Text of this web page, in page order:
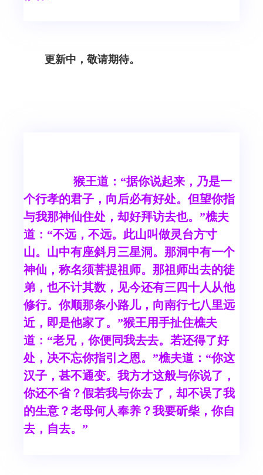
更新中，敬请期待。
猴王道：“据你说起来，乃是一
个行孝的君子，向后必有好处。但望你指
与我那神仙住处，却好拜访去也。”樵夫
道：“不远，不远。此山叫做灵台方寸
山。山中有座斜月三星洞。那洞中有一个
神仙，称名须菩提祖师。那祖师出去的徒
弟，也不计其数，见今还有三四十人从他
修行。你顺那条小路儿，向南行七八里远
近，即是他家了。”猴王用手扯住樵夫
道：“老兄，你便同我去去。若还得了好
处，决不忘你指引之恩。”樵夫道：“你这
汉子，甚不通变。我方才这般与你说了，
你还不省？假若我与你去了，却不误了我
的生意？老母何人奉养？我要斫柴，你自
去，自去。”